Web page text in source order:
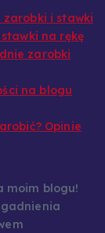
i stawki
na rękę
zarobki
na blogu
Opinie
moim blogu!